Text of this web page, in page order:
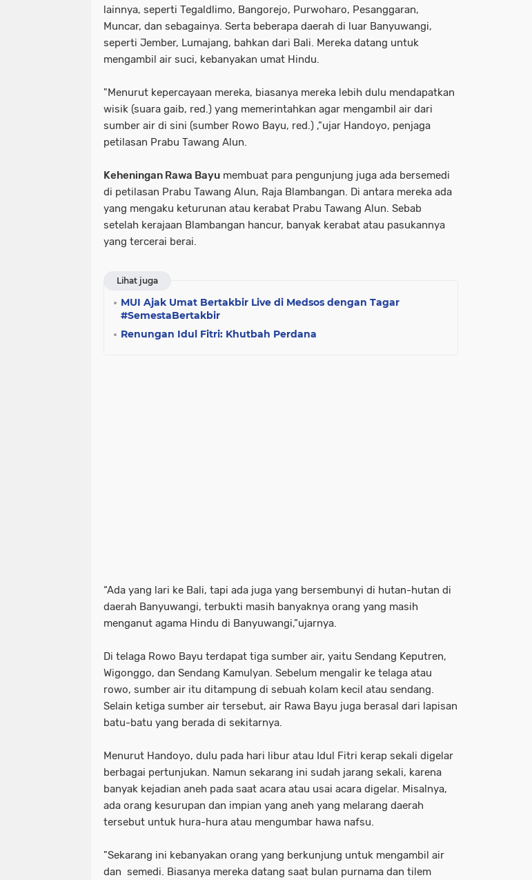
lainnya, seperti Tegaldlimo, Bangorejo, Purwoharo, Pesanggaran,
Muncar, dan sebagainya. Serta beberapa daerah di luar Banyuwangi,
seperti Jember, Lumajang, bahkan dari Bali. Mereka datang untuk
mengambil air suci, kebanyakan umat Hindu.
"Menurut kepercayaan mereka, biasanya mereka lebih dulu mendapatkan
wisik (suara gaib, red.) yang memerintahkan agar mengambil air dari
sumber air di sini (sumber Rowo Bayu, red.) ,”ujar Handoyo, penjaga
petilasan Prabu Tawang Alun.
Keheningan Rawa Bayu membuat para pengunjung juga ada bersemedi
di petilasan Prabu Tawang Alun, Raja Blambangan. Di antara mereka ada
yang mengaku keturunan atau kerabat Prabu Tawang Alun. Sebab
setelah kerajaan Blambangan hancur, banyak kerabat atau pasukannya
yang tercerai berai.
Lihat juga
MUI Ajak Umat Bertakbir Live di Medsos dengan Tagar
#SemestaBertakbir
Renungan Idul Fitri: Khutbah Perdana
“Ada yang lari ke Bali, tapi ada juga yang bersembunyi di hutan-hutan di
daerah Banyuwangi, terbukti masih banyaknya orang yang masih
menganut agama Hindu di Banyuwangi,”ujarnya.
Di telaga Rowo Bayu terdapat tiga sumber air, yaitu Sendang Keputren,
Wigonggo, dan Sendang Kamulyan. Sebelum mengalir ke telaga atau
rowo, sumber air itu ditampung di sebuah kolam kecil atau sendang.
Selain ketiga sumber air tersebut, air Rawa Bayu juga berasal dari lapisan
batu-batu yang berada di sekitarnya.
Menurut Handoyo, dulu pada hari libur atau Idul Fitri kerap sekali digelar
berbagai pertunjukan. Namun sekarang ini sudah jarang sekali, karena
banyak kejadian aneh pada saat acara atau usai acara digelar. Misalnya,
ada orang kesurupan dan impian yang aneh yang melarang daerah
tersebut untuk hura-hura atau mengumbar hawa nafsu.
"Sekarang ini kebanyakan orang yang berkunjung untuk mengambil air
dan semedi. Biasanya mereka datang saat bulan purnama dan tilem